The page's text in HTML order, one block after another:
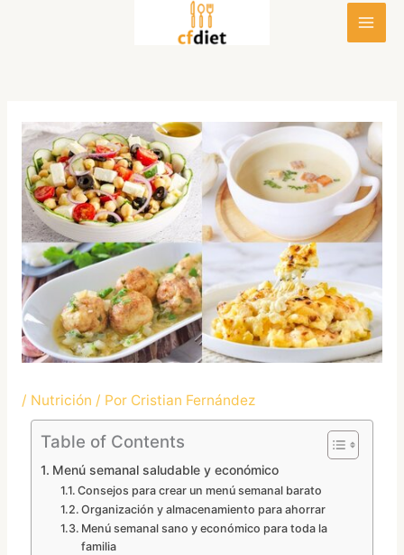
/ Nutrición / Por Cristian Fernández
Table of Contents
Menú semanal saludable y económico
Consejos para crear un menú semanal barato
Organización y almacenamiento para ahorrar
Menú semanal sano y económico para toda la
familia